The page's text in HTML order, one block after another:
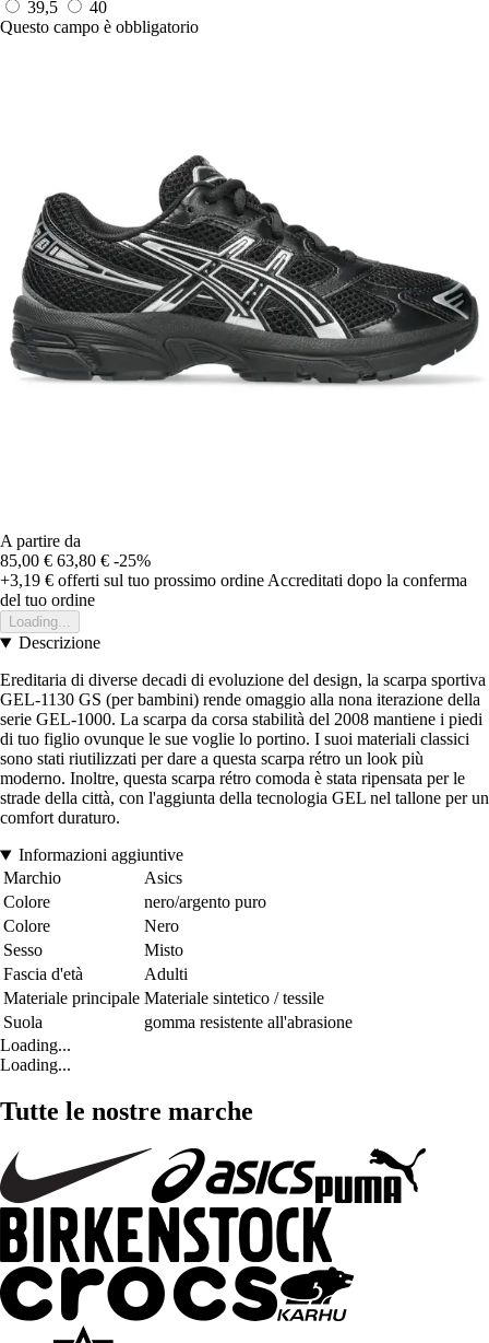
39,5
40
Questo campo è obbligatorio
A partire da
85,00 € 63,80 € -25%
+3,19 € offerti sul tuo prossimo ordine Accreditati dopo la conferma
del tuo ordine
Loading...
Descrizione
Ereditaria di diverse decadi di evoluzione del design, la scarpa sportiva
GEL-1130 GS (per bambini) rende omaggio alla nona iterazione della
serie GEL-1000. La scarpa da corsa stabilità del 2008 mantiene i piedi
di tuo figlio ovunque le sue voglie lo portino. I suoi materiali classici
sono stati riutilizzati per dare a questa scarpa rétro un look più
moderno. Inoltre, questa scarpa rétro comoda è stata ripensata per le
strade della città, con l'aggiunta della tecnologia GEL nel tallone per un
comfort duraturo.
Informazioni aggiuntive
Marchio
Asics
Colore
nero/argento puro
Colore
Nero
Sesso
Misto
Fascia d'età
Adulti
Materiale principale Materiale sintetico / tessile
Suola
gomma resistente all'abrasione
Loading...
Loading...
Tutte le nostre marche